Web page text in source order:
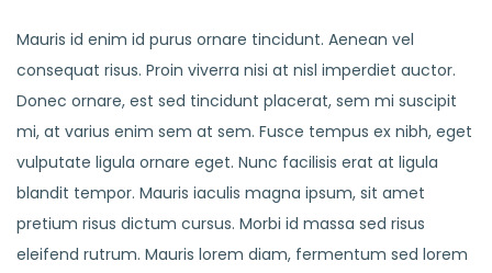
Mauris id enim id purus ornare tincidunt. Aenean vel
consequat risus. Proin viverra nisi at nisl imperdiet auctor.
Donec ornare, est sed tincidunt placerat, sem mi suscipit
mi, at varius enim sem at sem. Fusce tempus ex nibh, eget
vulputate ligula ornare eget. Nunc facilisis erat at ligula
blandit tempor. Mauris iaculis magna ipsum, sit amet
pretium risus dictum cursus. Morbi id massa sed risus
eleifend rutrum. Mauris lorem diam, fermentum sed lorem